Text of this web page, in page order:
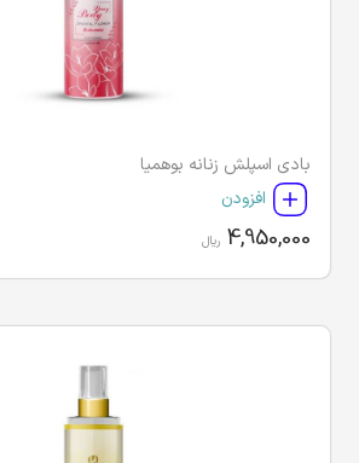
بادی اسپلش زنانه بوهمیا
افزودن
4,950,000 ریال